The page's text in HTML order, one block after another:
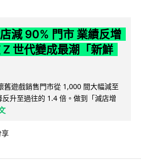
減 90% 門市 業績反增
Z 世代變成最潮「新鮮
舊遊戲銷售門市從 1,000 間大幅減至
升至過往的 1.4 倍。做到「減店增